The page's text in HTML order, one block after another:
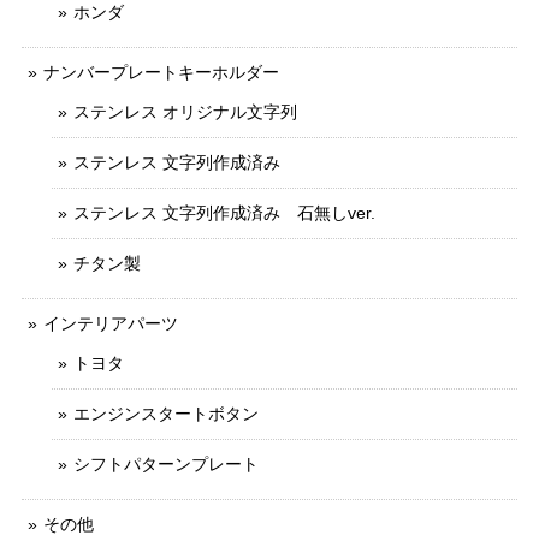
ホンダ
ナンバープレートキーホルダー
ステンレス オリジナル文字列
ステンレス 文字列作成済み
ステンレス 文字列作成済み 石無しver.
チタン製
インテリアパーツ
トヨタ
エンジンスタートボタン
シフトパターンプレート
その他